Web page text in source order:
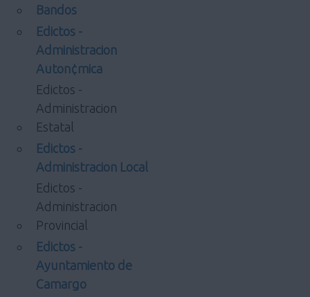
Bandos
Edictos -
Administracion
Auton¢mica
Edictos -
Administracion
Estatal
Edictos -
Administracion Local
Edictos -
Administracion
Provincial
Edictos -
Ayuntamiento de
Camargo